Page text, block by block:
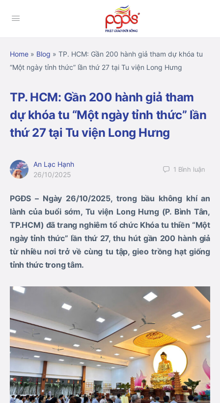
Home » Blog » TP. HCM: Gần 200 hành giả tham dự khóa tu
“Một ngày tỉnh thức” lần thứ 27 tại Tu viện Long Hưng
TP. HCM: Gần 200 hành giả tham
dự khóa tu “Một ngày tỉnh thức” lần
thứ 27 tại Tu viện Long Hưng
An Lạc Hạnh
26/10/2025
1 Bình luận
PGĐS – Ngày 26/10/2025, trong bầu không khí an
lành của buổi sớm, Tu viện Long Hưng (P. Bình Tân,
TP.HCM) đã trang nghiêm tổ chức Khóa tu thiền “Một
ngày tỉnh thức” lần thứ 27, thu hút gần 200 hành giả
từ nhiều nơi trở về cùng tu tập, gieo trồng hạt giống
tỉnh thức trong tâm.